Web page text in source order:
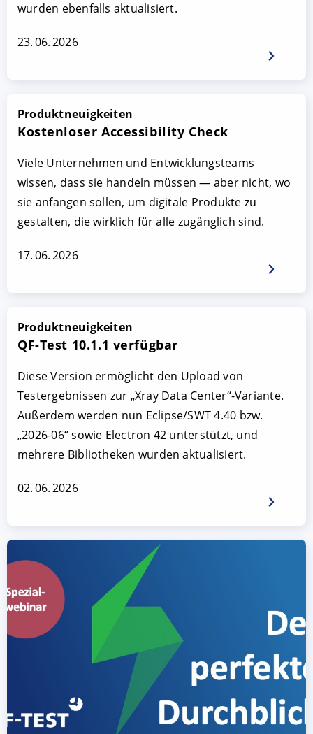
wurden ebenfalls aktualisiert.
23. 06. 2026
Produktneuigkeiten
Kostenloser Accessibility Check
Viele Unternehmen und Entwicklungsteams
wissen, dass sie handeln müssen — aber nicht, wo
sie anfangen sollen, um digitale Produkte zu
gestalten, die wirklich für alle zugänglich sind.
17. 06. 2026
Produktneuigkeiten
QF-Test 10.1.1 verfügbar
Diese Version ermöglicht den Upload von
Testergebnissen zur „Xray Data Center“-Variante.
Außerdem werden nun Eclipse/SWT 4.40 bzw.
„2026-06“ sowie Electron 42 unterstützt, und
mehrere Bibliotheken wurden aktualisiert.
02. 06. 2026